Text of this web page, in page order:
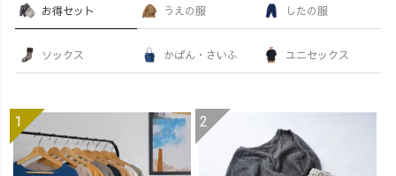
お得セット うえの服 したの服
ソックス かばん・さいふ ユニセックス